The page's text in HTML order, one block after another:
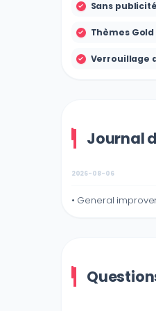
Sans publicité
Thèmes Gold
Verrouillage
Journal
2026-08-06
• General